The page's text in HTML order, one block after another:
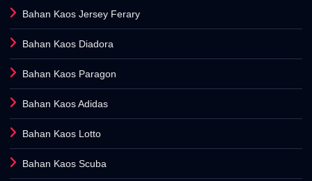
Bahan Kaos Jersey Ferary
Bahan Kaos Diadora
Bahan Kaos Paragon
Bahan Kaos Adidas
Bahan Kaos Lotto
Bahan Kaos Scuba